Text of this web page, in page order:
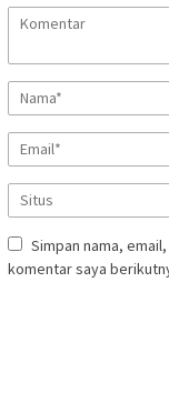
Simpan nama,
komentar saya